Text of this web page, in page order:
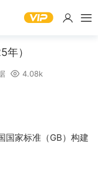
）
4.08k
国家标准（GB）构建